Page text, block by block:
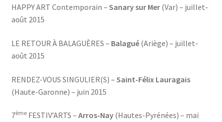
HAPPY ART Contemporain – Sanary sur Mer(Var) – juillet-
août 2015
LE RETOUR À BALAGUÈRES – Balagué(Ariège) – juillet-
août 2015
RENDEZ-VOUS SINGULIER(S) – Saint-Félix Lauragais
(Haute-Garonne) – juin 2015
7èmeFESTIV’ARTS – Arros-Nay(Hautes-Pyrénées) – mai